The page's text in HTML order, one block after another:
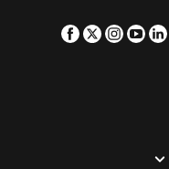
Facebook
Twitter